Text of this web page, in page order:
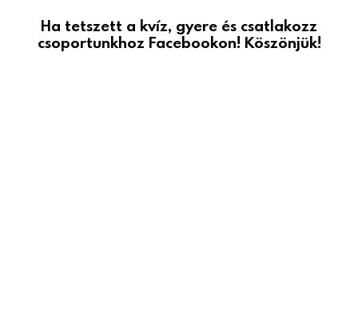
Ha tetszett a kvíz, gyere és csatlakozz
csoportunkhoz Facebookon! Köszönjük!